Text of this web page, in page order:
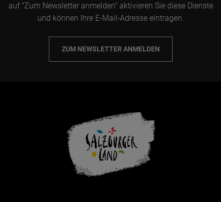
auf "Zum Newsletter anmelden" aktivieren Sie diese Dienste
und können Ihre E-Mail-Adresse eintragen.
ZUM NEWSLETTER ANMELDEN